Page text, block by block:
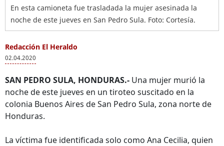
En esta camioneta fue trasladada la mujer asesinada la
noche de este jueves en San Pedro Sula. Foto: Cortesía.
Redacción El Heraldo
02.04.2020
SAN PEDRO SULA, HONDURAS.- Una mujer murió la
noche de este jueves en un tiroteo suscitado en la
colonia Buenos Aires de San Pedro Sula, zona norte de
Honduras.
La víctima fue identificada solo como Ana Cecilia, quien